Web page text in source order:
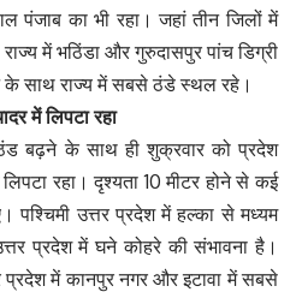
पंजाब का भी रहा। जहां तीन जिलों में
में भठिंडा और गुरुदासपुर पांच डिग्री
के साथ राज्य में सबसे ठंडे स्थल रहे।
में लिपटा रहा
ठंड बढ़ने के साथ ही शुक्रवार को प्रदेश
रहा। दृश्यता 10 मीटर होने से कई
पश्चिमी उत्तर प्रदेश में हल्का से मध्यम
प्रदेश में घने कोहरे की संभावना है।
प्रदेश में कानपुर नगर और इटावा में सबसे